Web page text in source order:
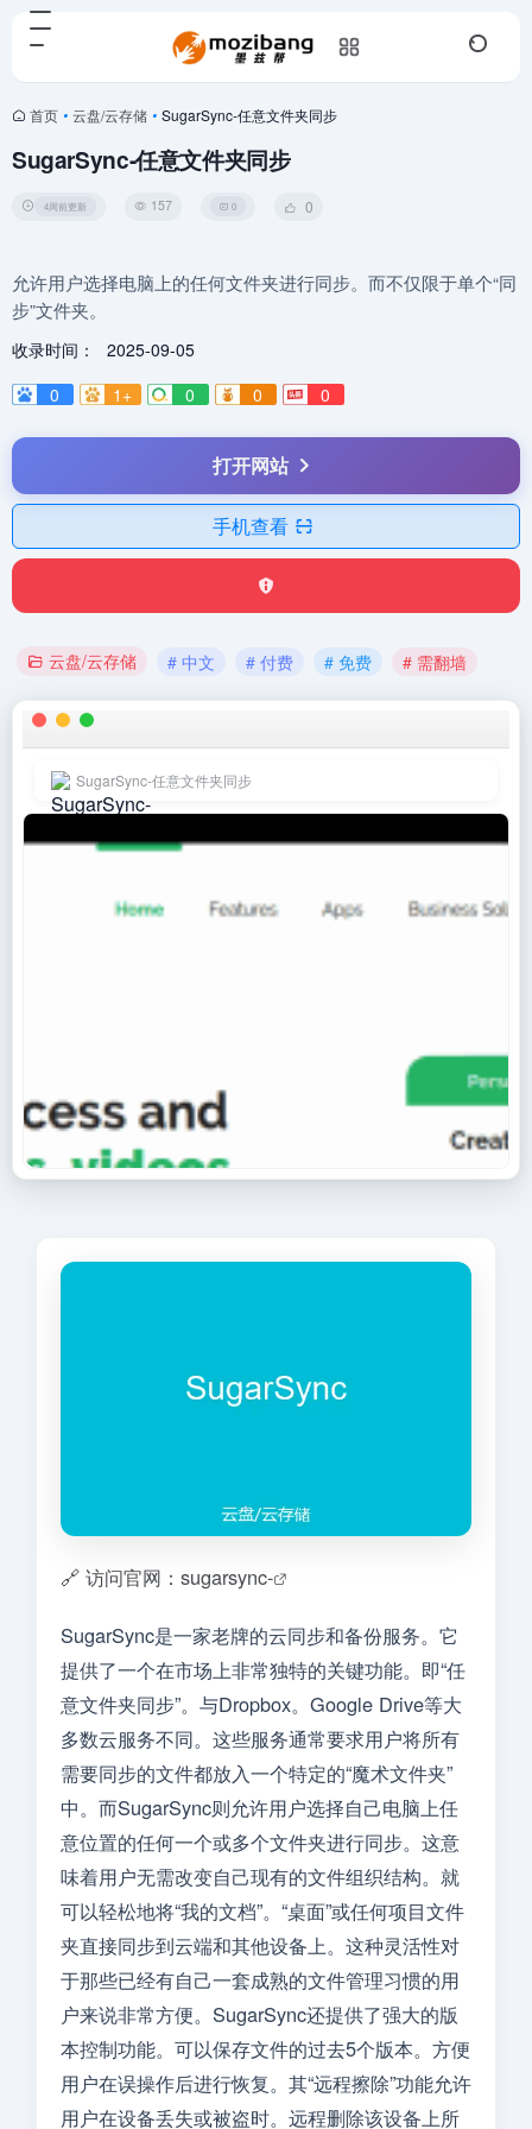
首页 • 云盘/云存储 • SugarSync-任意文件夹同步
SugarSync-任意文件夹同步
4周前更新 157 0 0
允许用户选择电脑上的任何文件夹进行同步。而不仅限于单个“同
步”文件夹。
收录时间：
2025-09-05
0
1+ 0 0 0
打开网站
手机查看
云盘/云存储 # 中文 # 付费 # 免费 # 需翻墙
SugarSync-任意文件夹同步
🔗 访问官网：sugarsync-
SugarSync是一家老牌的云同步和备份服务。它
提供了一个在市场上非常独特的关键功能。即“任
意文件夹同步”。与Dropbox。Google Drive等大
多数云服务不同。这些服务通常要求用户将所有
需要同步的文件都放入一个特定的“魔术文件夹”
中。而SugarSync则允许用户选择自己电脑上任
意位置的任何一个或多个文件夹进行同步。这意
味着用户无需改变自己现有的文件组织结构。就
可以轻松地将“我的文档”。“桌面”或任何项目文件
夹直接同步到云端和其他设备上。这种灵活性对
于那些已经有自己一套成熟的文件管理习惯的用
户来说非常方便。SugarSync还提供了强大的版
本控制功能。可以保存文件的过去5个版本。方便
用户在误操作后进行恢复。其“远程擦除”功能允许
用户在设备丢失或被盗时。远程删除该设备上所